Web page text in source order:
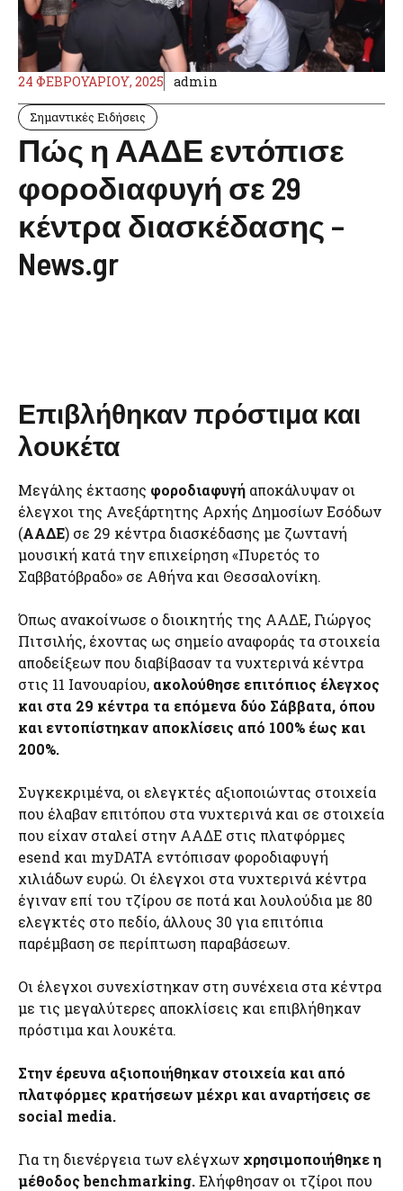
24 ΦΕΒΡΟΥΑΡΊΟΥ, 2025 admin
Σημαντικές Ειδήσεις
Πώς η ΑΑΔΕ εντόπισε
φοροδιαφυγή σε 29
κέντρα διασκέδασης –
News.gr
Επιβλήθηκαν πρόστιμα και
λουκέτα
Μεγάλης έκτασης φοροδιαφυγή αποκάλυψαν οι
έλεγχοι της Ανεξάρτητης Αρχής Δημοσίων Εσόδων
(ΑΑΔΕ) σε 29 κέντρα διασκέδασης με ζωντανή
μουσική κατά την επιχείρηση «Πυρετός το
Σαββατόβραδο» σε Αθήνα και Θεσσαλονίκη.
Όπως ανακοίνωσε ο διοικητής της ΑΑΔΕ, Γιώργος
Πιτσιλής, έχοντας ως σημείο αναφοράς τα στοιχεία
αποδείξεων που διαβίβασαν τα νυχτερινά κέντρα
στις 11 Ιανουαρίου, ακολούθησε επιτόπιος έλεγχος
και στα 29 κέντρα τα επόμενα δύο Σάββατα, όπου
και εντοπίστηκαν αποκλίσεις από 100% έως και
200%.
Συγκεκριμένα, οι ελεγκτές αξιοποιώντας στοιχεία
που έλαβαν επιτόπου στα νυχτερινά και σε στοιχεία
που είχαν σταλεί στην ΑΑΔΕ στις πλατφόρμες
esend και myDATA εντόπισαν φοροδιαφυγή
χιλιάδων ευρώ. Οι έλεγχοι στα νυχτερινά κέντρα
έγιναν επί του τζίρου σε ποτά και λουλούδια με 80
ελεγκτές στο πεδίο, άλλους 30 για επιτόπια
παρέμβαση σε περίπτωση παραβάσεων.
Οι έλεγχοι συνεχίστηκαν στη συνέχεια στα κέντρα
με τις μεγαλύτερες αποκλίσεις και επιβλήθηκαν
πρόστιμα και λουκέτα.
Στην έρευνα αξιοποιήθηκαν στοιχεία και από
πλατφόρμες κρατήσεων μέχρι και αναρτήσεις σε
social media.
Για τη διενέργεια των ελέγχων χρησιμοποιήθηκε η
μέθοδος benchmarking.Ελήφθησαν οι τζίροι που